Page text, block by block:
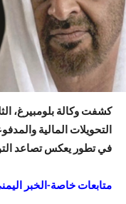
كشفت وكالة بلومبيرغ،
التحويلات المالية
في تطور يعكس تصاعد
متابعات خاصة-الخبر